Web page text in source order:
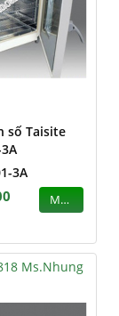
số Taisite
3A
MUA
Ms.Nhung